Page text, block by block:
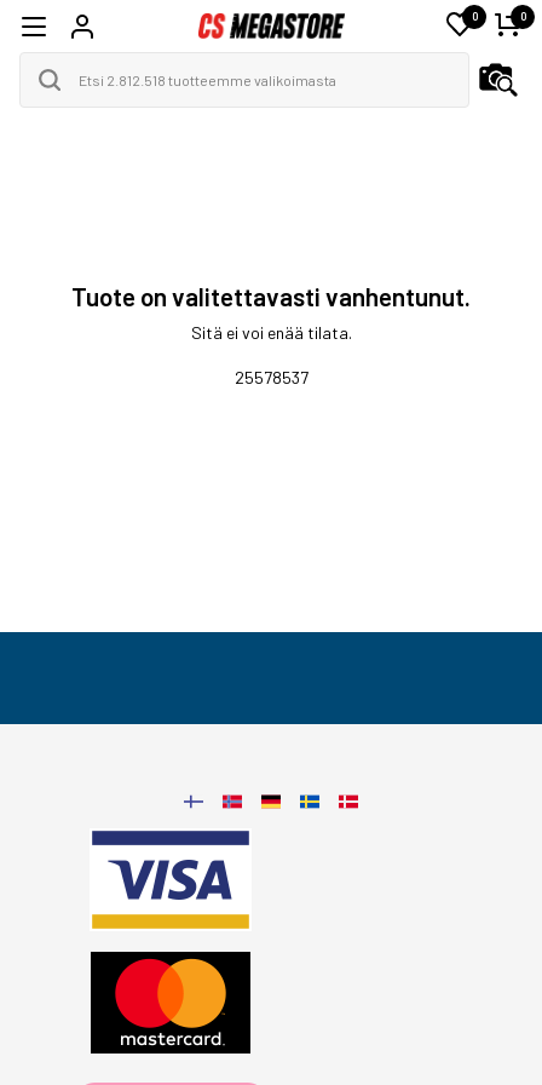
0 0
Tuote on valitettavasti vanhentunut.
Sitä ei voi enää tilata.
25578537